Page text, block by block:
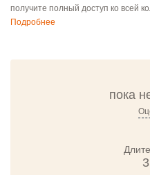
получите полный доступ ко всей
Подробнее
пока
3